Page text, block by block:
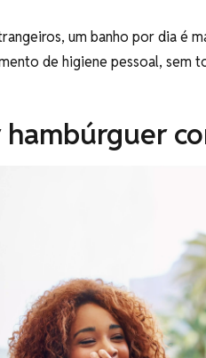
um banho por dia é
de higiene pessoal, sem
hambúrguer